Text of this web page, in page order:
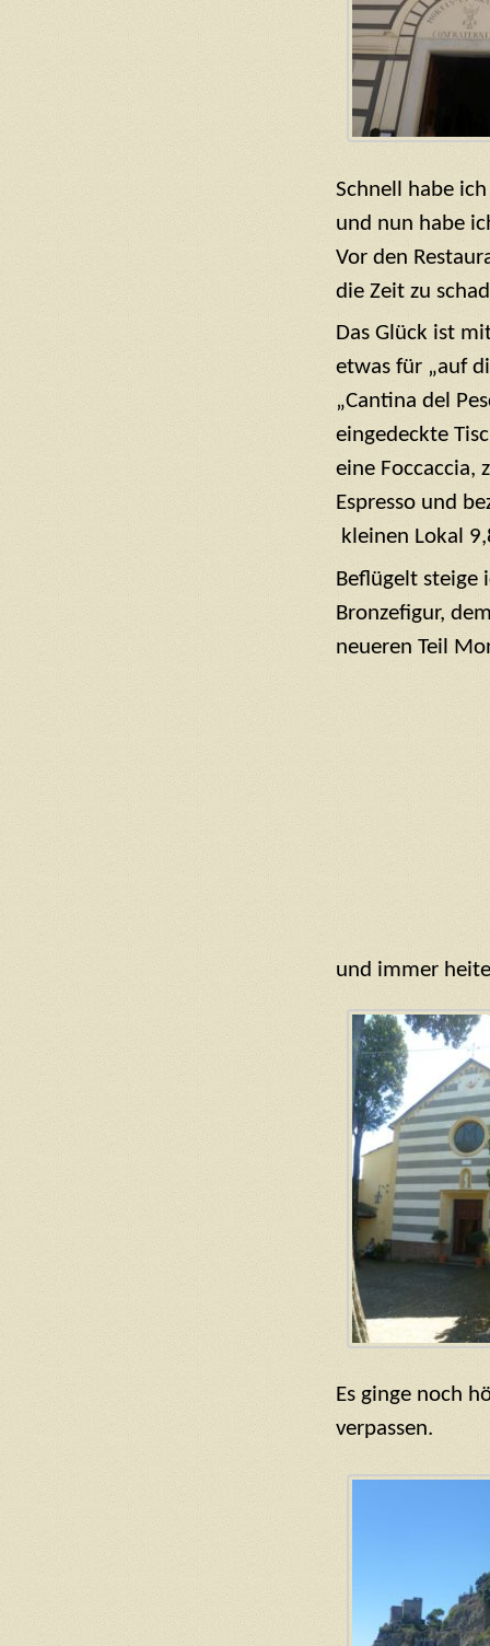
Schnell habe
und nun habe
Vor den
die Zeit zu
Das Glück ist
etwas für „auf
„Cantina del
eingedeckte
eine Foccaccia,
Espresso und
kleinen Lokal
Beflügelt steige
Bronzefigur,
neueren Teil
und immer
Es ginge noch
verpassen.